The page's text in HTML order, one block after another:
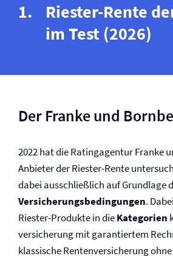
Riester-Rente
im Test (2026)
Der Franke und
2022 hat die Ratingagentur Franke
Anbieter der Riester-Rente
dabei ausschließlich auf Grundlage
Versicherungs­bedingungen.
Riester-Produkte in dieKategorien
versicherung mit garantiertem
klassische Renten­­versicherung